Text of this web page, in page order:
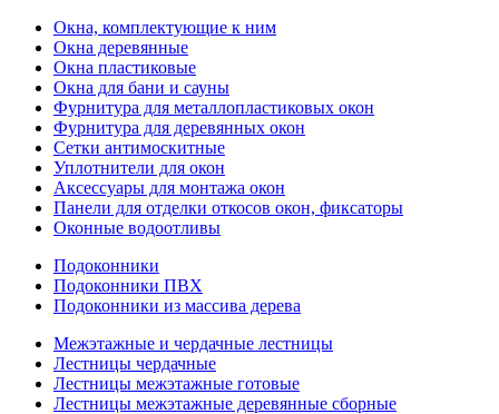
Окна, комплектующие к ним
Окна деревянные
Окна пластиковые
Окна для бани и сауны
Фурнитура для металлопластиковых окон
Фурнитура для деревянных окон
Сетки антимоскитные
Уплотнители для окон
Аксессуары для монтажа окон
Панели для отделки откосов окон, фиксаторы
Оконные водоотливы
Подоконники
Подоконники ПВХ
Подоконники из массива дерева
Межэтажные и чердачные лестницы
Лестницы чердачные
Лестницы межэтажные готовые
Лестницы межэтажные деревянные сборные